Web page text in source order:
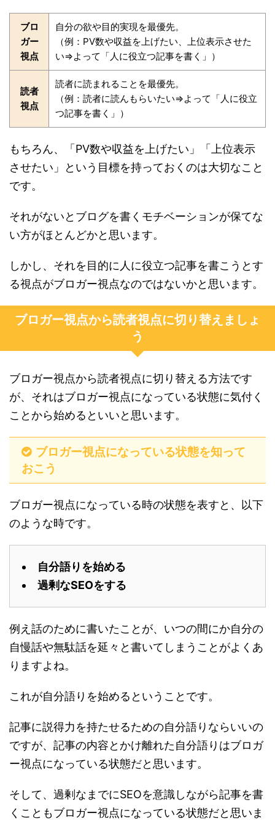
ブロ
ガー
視点
自分の欲や目的実現を最優先。
（例：PV数や収益を上げたい、上位表示させた
い⇒よって「人に役立つ記事を書く」）
読者
視点
読者に読まれることを最優先。
（例：読者に読んもらいたい⇒よって「人に役立
つ記事を書く」）
もちろん、「PV数や収益を上げたい」「上位表示
させたい」という目標を持っておくのは大切なこと
です。
それがないとブログを書くモチベーションが保てな
い方がほとんどかと思います。
しかし、それを目的に人に役立つ記事を書こうとす
る視点がブロガー視点なのではないかと思います。
ブロガー視点から読者視点に切り替えましょ
う
ブロガー視点から読者視点に切り替える方法です
が、それはブロガー視点になっている状態に気付く
ことから始めるといいと思います。
ブロガー視点になっている状態を知って
おこう
ブロガー視点になっている時の状態を表すと、以下
のような時です。
自分語りを始める
過剰なSEOをする
例え話のために書いたことが、いつの間にか自分の
自慢話や無駄話を延々と書いてしまうことがよくあ
りますよね。
これが自分語りを始めるということです。
記事に説得力を持たせるための自分語りならいいの
ですが、記事の内容とかけ離れた自分語りはブロガ
ー視点になっている状態だと思います。
そして、過剰なまでにSEOを意識しながら記事を書
くこともブロガー視点になっている状態だと思いま